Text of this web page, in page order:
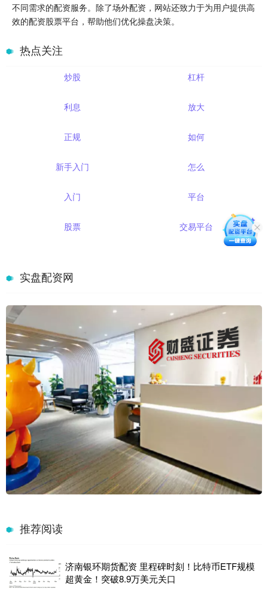
不同需求的配资服务。除了场外配资，网站还致力于为用户提供高
效的配资股票平台，帮助他们优化操盘决策。
热点关注
炒股 杠杆
利息 放大
正规 如何
新手入门 怎么
入门 平台
股票 交易平台
实盘配资网
推荐阅读
济南银环期货配资 里程碑时刻！比特币ETF规模
超黄金！突破8.9万美元关口